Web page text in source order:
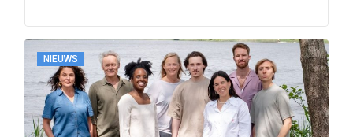
NIEUWS